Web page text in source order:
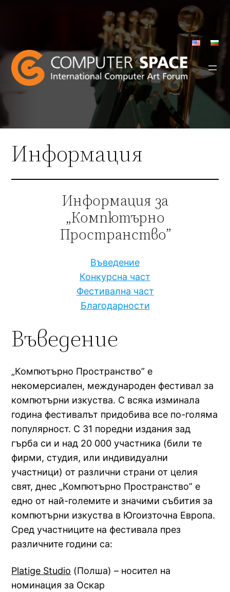
Информация
Информация за
„Компютърно
Пространство”
Въведение
Конкурсна част
Фестивална част
Благодарности
Въведение
„Компютърно Пространство” е
некомерсиален, международен фестивал за
компютърни изкуства. С всяка изминала
година фестивалът придобива все по-голяма
популярност. С 31 поредни издания зад
гърба си и над 20 000 участника (били те
фирми, студия, или индивидуални
участници) от различни страни от целия
свят, днес „Компютърно Пространство” е
едно от най-големите и значими събития за
компютърни изкуства в Югоизточна Европа.
Сред участниците на фестивала през
различните години са:
Platige Studio (Полша) – носител на
номинация за Оскар